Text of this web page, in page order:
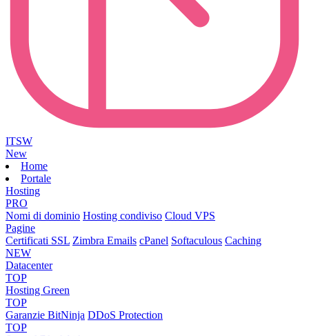
ITSW
New
Home
Portale
Hosting
PRO
Nomi di dominio Hosting condiviso Cloud VPS
Pagine
Certificati SSL Zimbra Emails cPanel Softaculous Caching
NEW
Datacenter
TOP
Hosting Green
TOP
Garanzie BitNinja DDoS Protection
TOP